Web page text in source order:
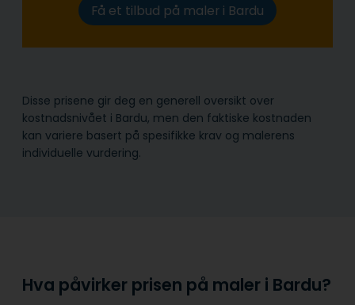
Få et tilbud på maler i Bardu
Disse prisene gir deg en generell oversikt over
kostnadsnivået i Bardu, men den faktiske kostnaden
kan variere basert på spesifikke krav og malerens
individuelle vurdering.
Hva påvirker prisen på maler i Bardu?